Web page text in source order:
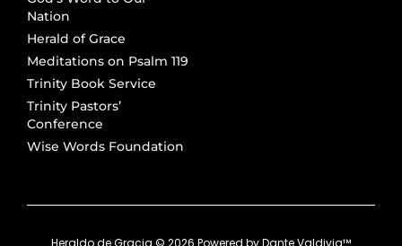
Nation
Herald of Grace
Meditations on Psalm 119
Trinity Book Service
Trinity Pastors’
Conference
Wise Words Foundation
Heraldo de Gracia © 2026 Powered byDante Valdivia™